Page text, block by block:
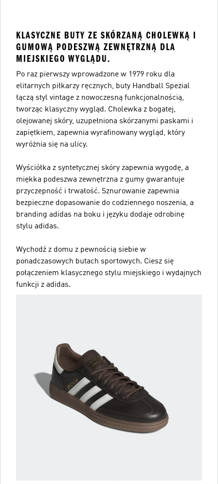
KLASYCZNE BUTY ZE SKÓRZANĄ CHOLEWKĄ I
GUMOWĄ PODESZWĄ ZEWNĘTRZNĄ DLA
MIEJSKIEGO WYGLĄDU.
Po raz pierwszy wprowadzone w 1979 roku dla
elitarnych piłkarzy ręcznych, buty Handball Spezial
łączą styl vintage z nowoczesną funkcjonalnością,
tworząc klasyczny wygląd. Cholewka z bogatej,
olejowanej skóry, uzupełniona skórzanymi paskami i
zapiętkiem, zapewnia wyrafinowany wygląd, który
wyróżnia się na ulicy.
Wyściółka z syntetycznej skóry zapewnia wygodę, a
miękka podeszwa zewnętrzna z gumy gwarantuje
przyczepność i trwałość. Sznurowanie zapewnia
bezpieczne dopasowanie do codziennego noszenia, a
branding adidas na boku i języku dodaje odrobinę
stylu adidas.
Wychodź z domu z pewnością siebie w
ponadczasowych butach sportowych. Ciesz się
połączeniem klasycznego stylu miejskiego i wydajnych
funkcji z adidas.